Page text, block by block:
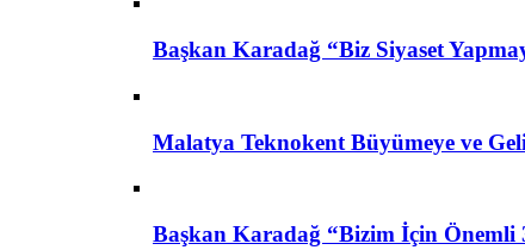
Başkan Karadağ “Biz Siyaset
Malatya Teknokent Büyümeye ve
Başkan Karadağ “Bizim İçin Önemli